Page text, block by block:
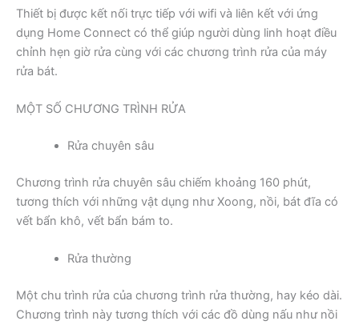
Thiết bị được kết nối trực tiếp với wifi và liên kết với ứng
dụng Home Connect có thể giúp người dùng linh hoạt điều
chỉnh hẹn giờ rửa cùng với các chương trình rửa của máy
rửa bát.
MỘT SỐ CHƯƠNG TRÌNH RỬA
Rửa chuyên sâu
Chương trình rửa chuyên sâu chiếm khoảng 160 phút,
tương thích với những vật dụng như Xoong, nồi, bát đĩa có
vết bẩn khô, vết bẩn bám to.
Rửa thường
Một chu trình rửa của chương trình rửa thường, hay kéo dài.
Chương trình này tương thích với các đồ dùng nấu như nồi